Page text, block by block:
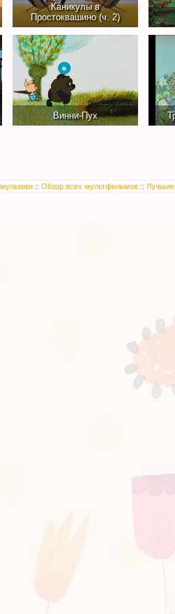
Каникулы в
Простоквашино (ч. 2)
Винни-Пух
:: Обзор всех мультфильмов:: Лучшие